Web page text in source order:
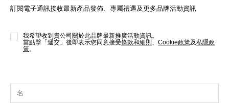
亮肌卸妝油
訂閱電子通訊接收最新產品發佈、專屬禮遇及更多品牌活動資訊
我希望收到貴公司關於此品牌最新推廣活動資訊。
當點擊「遞交」後即表示您同意接受條款和細則 Cookie政策及私隱政
策。